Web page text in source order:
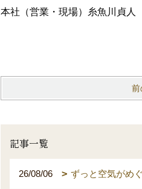
本社（営業・現場）糸魚川貞人
前
記事一覧
26/08/06 ずっと空気がめ